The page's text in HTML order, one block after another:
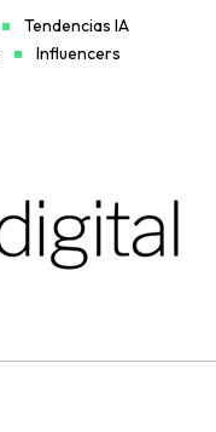
Tendencias IA
Influencers